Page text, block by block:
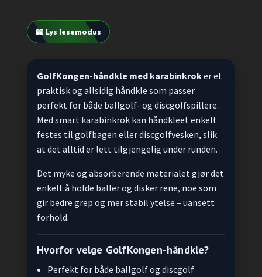
📖 Lys lesemodus
GolfKongen-håndkle med karabinkroker et
praktisk og allsidig håndkle som passer
perfekt for både ballgolf- og discgolfspillere.
Med smart karabinkrok kan håndkleet enkelt
festes til golfbagen eller discgolfvesken, slik
at det alltid er lett tilgjengelig under runden.
Det myke og absorberende materialet gjør det
enkelt å holde baller og disker rene, noe som
gir bedre grep og mer stabil ytelse – uansett
forhold.
Hvorfor velge GolfKongen-håndkle?
Perfekt for både ballgolf og discgolf